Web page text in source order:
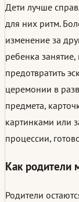
Дети лучше
для них ритм.
изменение за
ребенка
предотвратить
церемонии в
предмета,
картинками или
процессии,
Как родители
Родители